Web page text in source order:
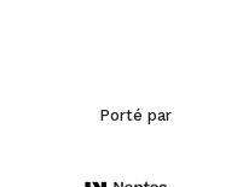
Porté par